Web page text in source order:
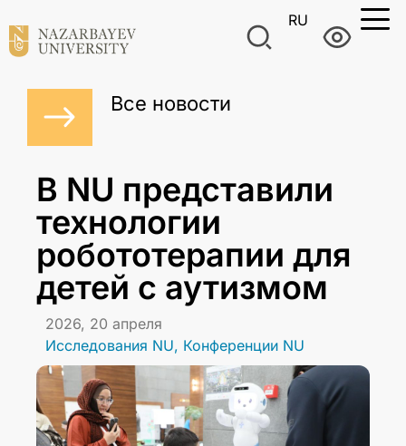
RU
Все новости
В NU представили
технологии
робототерапии для
детей с аутизмом
2026, 20 апреля
Исследования NU, Конференции NU